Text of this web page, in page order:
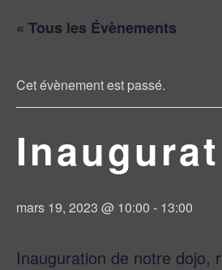
« Tous les Évènements
Cet évènement est passé.
mars 19, 2023 @ 10:00 - 13:00
Inauguration de notre dojo,